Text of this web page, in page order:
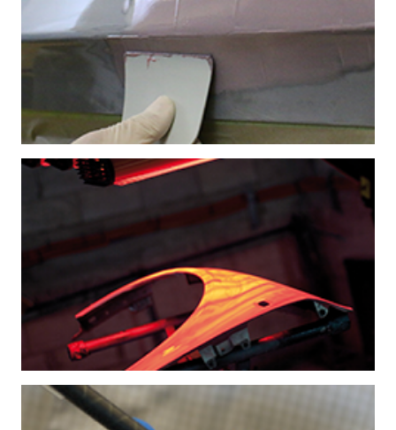
KITTAUS
LAITTEET